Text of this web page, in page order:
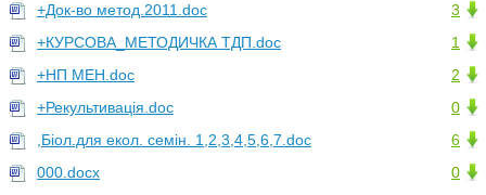
3
+Док-во метод.2011.doc
1
+КУРСОВА_МЕТОДИЧКА ТДП.doc
2
+НП МЕН.doc
0
+Рекультивація.doc
6
,Біол.для екол. семін. 1,2,3,4,5,6,7.doc
0
000.docx